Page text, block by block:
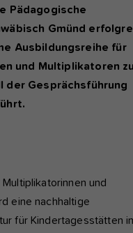
Pädagogische
Gmünd
Ausbildungsreihe für
und Multiplikatoren
der Gesprächsführung
und
eine nachhaltige
für Kindertagesstätten